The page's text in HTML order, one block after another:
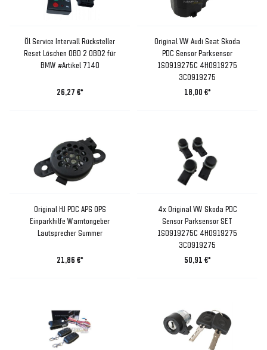
Öl Service Intervall Rücksteller
Reset Löschen OBD 2 OBD2 für
BMW #Artikel 7140
26,27 €*
Original VW Audi Seat Skoda
PDC Sensor Parksensor
1S0919275C 4H0919275
3C0919275
18,00 €*
Original HJ PDC APS OPS
Einparkhilfe Warntongeber
Lautsprecher Summer
21,86 €*
4x Original VW Skoda PDC
Sensor Parksensor SET
1S0919275C 4H0919275
3C0919275
50,91 €*